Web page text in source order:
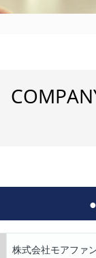
株式会社モアファ